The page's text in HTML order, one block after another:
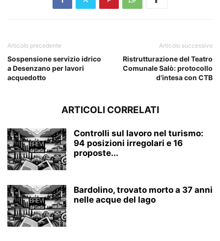
Articolo precedente
Sospensione servizio idrico
a Desenzano per lavori
acquedotto
Articolo successivo
Ristrutturazione del Teatro
Comunale Salò: protocollo
d’intesa con CTB
ARTICOLI CORRELATI
Controlli sul lavoro nel turismo:
94 posizioni irregolari e 16
proposte...
Bardolino, trovato morto a 37 anni
nelle acque del lago